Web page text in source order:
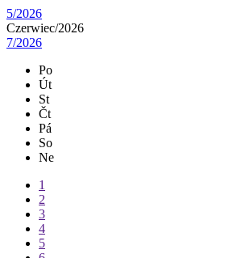
5/2026
Czerwiec/2026
7/2026
Po
Út
St
Čt
Pá
So
Ne
1
2
3
4
5